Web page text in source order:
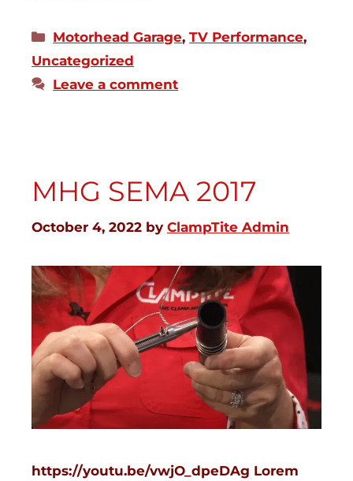
Motorhead Garage,TV Performance,
Uncategorized
Leave a comment
MHG SEMA 2017
October 4, 2022 by ClampTite Admin
https://youtu.be/vwjO_dpeDAg Lorem